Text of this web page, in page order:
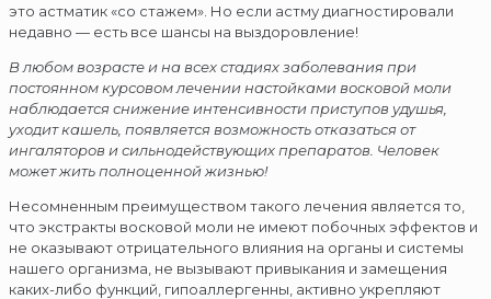
это астматик «со стажем». Но если астму диагностировали
недавно — есть все шансы на выздоровление!
В любом возрасте и на всех стадиях заболевания при
постоянном курсовом лечении настойками восковой моли
наблюдается снижение интенсивности приступов удушья,
уходит кашель, появляется возможность отказаться от
ингаляторов и сильнодействующих препаратов. Человек
может жить полноценной жизнью!
Несомненным преимуществом такого лечения является то,
что экстракты восковой моли не имеют побочных эффектов и
не оказывают отрицательного влияния на органы и системы
нашего организма, не вызывают привыкания и замещения
каких-либо функций, гипоаллергенны, активно укрепляют